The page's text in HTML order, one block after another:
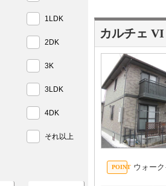
カルチェ VI
ウォー
1LDK
2DK
3K
3LDK
4DK
それ以上